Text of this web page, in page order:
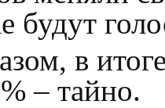
будут
в
– тайно.